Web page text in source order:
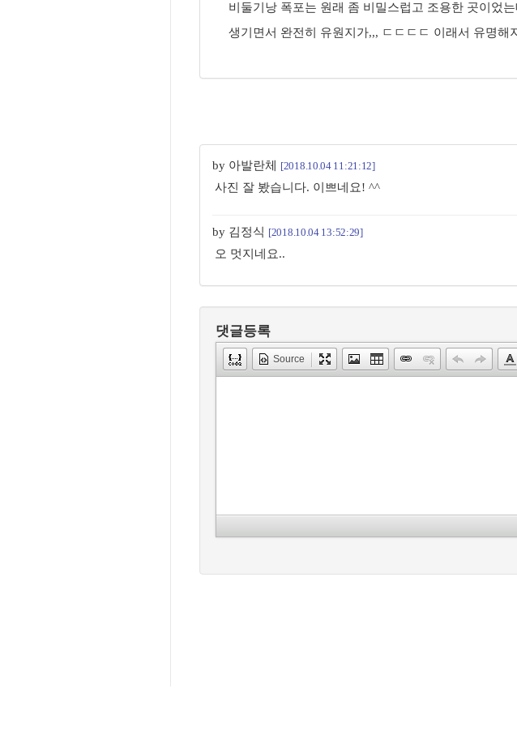
비둘기낭 폭포는 원래 좀 비밀스럽고 조용한 곳이었
생기면서 완전히 유원지가,,, ㄷㄷㄷㄷ 이래서 유명해
by 아발란체 [2018.10.04 11:21:12]
사진 잘 봤습니다. 이쁘네요! ^^
by 김정식 [2018.10.04 13:52:29]
오 멋지네요..
댓글등록
Source